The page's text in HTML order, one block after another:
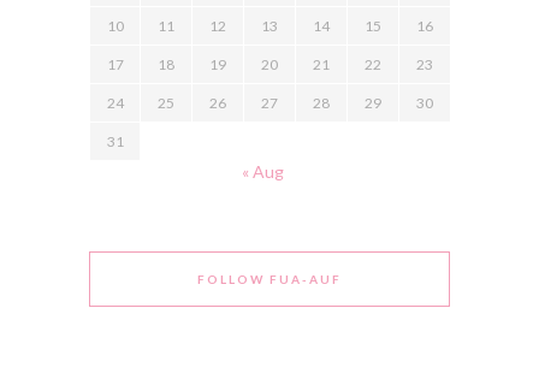
10 11 12 13 14 15 16
17 18 19 20 21 22 23
24 25 26 27 28 29 30
31
« Aug
FOLLOW FUA-AUF